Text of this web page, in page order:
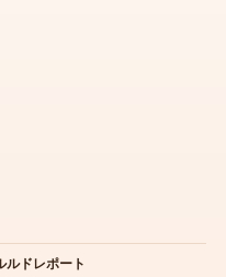
ルドレポート